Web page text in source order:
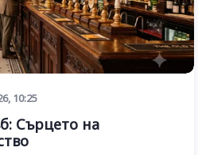
10:25
Сърцето на